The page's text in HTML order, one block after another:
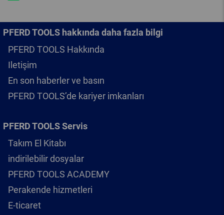
PFERD TOOLS hakkında daha fazla bilgi
PFERD TOOLS Hakkında
Iletişim
En son haberler ve basın
PFERD TOOLS’de kariyer imkanları
PFERD TOOLS Servis
Takım El Kitabı
indirilebilir dosyalar
PFERD TOOLS ACADEMY
Perakende hizmetleri
E-ticaret